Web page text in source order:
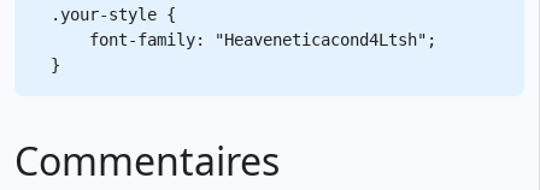
.your-style {
    font-family: "Heaveneticacond4Ltsh";
Commentaires